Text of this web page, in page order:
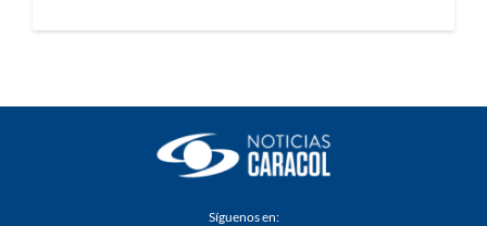
Síguenos en: